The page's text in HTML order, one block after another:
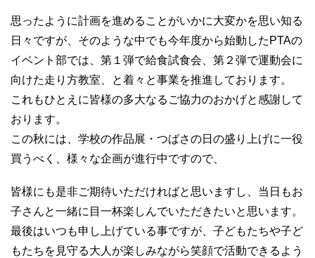
思ったように計画を進めることがいかに大変かを思い知る
日々ですが、そのような中でも今年度から始動したPTAの
イベント部では、第１弾で給食試食会、第２弾で運動会に
向けた走り方教室、と着々と事業を推進しております。
これもひとえに皆様の多大なるご協力のおかげと感謝して
おります。
この秋には、学校の作品展・つばさの日の盛り上げに一役
買うべく、様々な企画が進行中ですので、
皆様にも是非ご期待いただければと思いますし、当日もお
子さんと一緒に目一杯楽しんでいただきたいと思います。
最後はいつも申し上げている事ですが、子どもたちや子ど
もたちを見守る大人が楽しみながら笑顔で活動できるよう